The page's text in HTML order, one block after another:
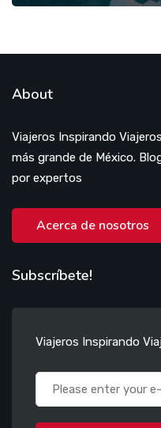
About
Viajeros Inspirando
más grande de México.
por expertos
Acerca de nosotros
Subscríbete!
Viajeros Inspirando